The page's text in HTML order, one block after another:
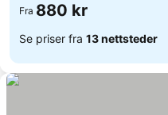
Fra 880 kr
Se priser fra 13 nettsteder